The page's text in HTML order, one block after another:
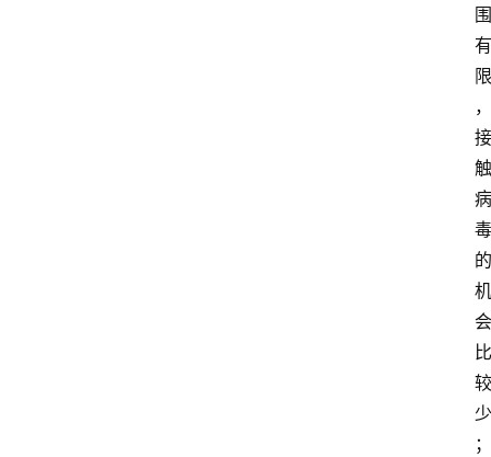
围
有
限
，
接
触
病
毒
的
机
会
比
较
少
；